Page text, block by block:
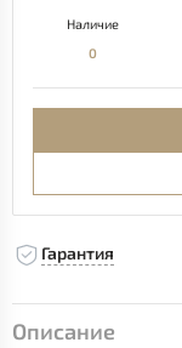
Наличие
0
Гарантия
Описание